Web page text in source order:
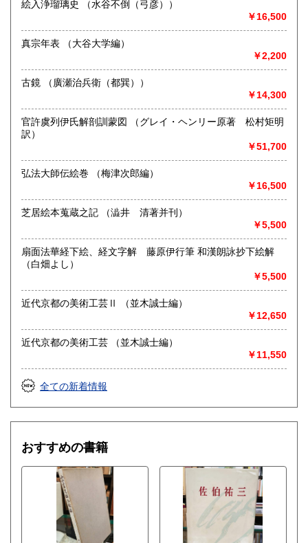
書籍の買取について
-
-
絵入浄瑠璃史 （水谷不倒（弓彦））
￥16,500
真宗年表 （大谷大学編）
￥2,200
古鏡 （廣瀬治兵衛（都巽））
￥14,300
官許虞列伊氏解剖訓蒙図 （グレイ・ヘンリー原著 松村矩明
訳）
￥51,700
弘法大師伝絵巻 （梅津次郎編）
￥16,500
芝居絵本蒐蔵之記 （澁井 清著并刊）
￥5,500
扇面法華経下絵、経文字解 藤原伊行筆 和漢朗詠抄下絵解
（白畑よし）
￥5,500
近代京都の美術工芸Ⅱ （並木誠士編）
￥12,650
近代京都の美術工芸 （並木誠士編）
￥11,550
全ての新着情報
おすすめの書籍